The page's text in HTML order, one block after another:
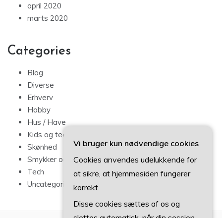
april 2020
marts 2020
Categories
Blog
Diverse
Erhverv
Hobby
Hus / Have
Kids og teens
Skønhed
Smykker og mode
Tech
Uncategorized
Vi bruger kun nødvendige cookies
Cookies anvendes udelukkende for
at sikre, at hjemmesiden fungerer
korrekt.
Disse cookies sættes af os og